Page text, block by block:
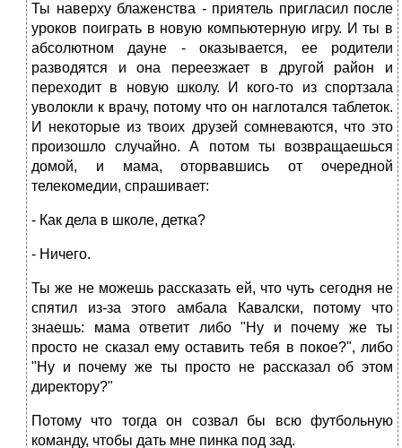
Ты наверху блаженства - приятель пригласил после
уроков поиграть в новую компьютерную игру. И ты в
абсолютном дауне - оказывается, ее родители
разводятся и она переезжает в другой район и
переходит в новую школу. И кого-то из спортзала
уволокли к врачу, потому что он наглотался таблеток.
И некоторые из твоих друзей сомневаются, что это
произошло случайно. А потом ты возвращаешься
домой, и мама, оторвавшись от очередной
телекомедии, спрашивает:
- Как дела в школе, детка?
- Ничего.
Ты же не можешь рассказать ей, что чуть сегодня не
спятил из-за этого амбала Кавалски, потому что
знаешь: мама ответит либо "Ну и почему же ты
просто не сказал ему оставить тебя в покое?", либо
"Ну и почему же ты просто не рассказал об этом
директору?"
Потому что тогда он созвал бы всю футбольную
команду, чтобы дать мне пинка под зад.